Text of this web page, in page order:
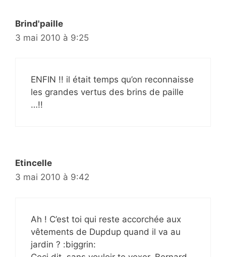
Brind'paille
3 mai 2010 à 9:25
ENFIN !! il était temps qu’on reconnaisse
les grandes vertus des brins de paille
…!!
Etincelle
3 mai 2010 à 9:42
Ah ! C’est toi qui reste accorchée aux
vêtements de Dupdup quand il va au
jardin ? :biggrin: